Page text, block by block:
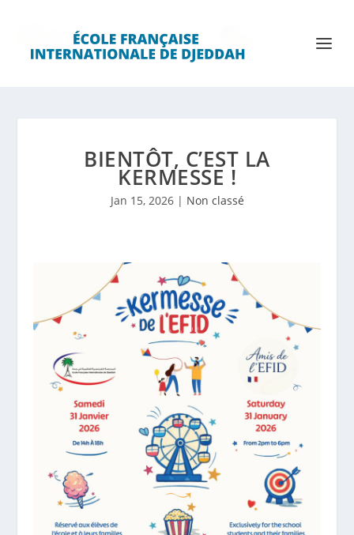
BIENTÔT, C’EST LA
KERMESSE !
Jan 15, 2026| Non classé